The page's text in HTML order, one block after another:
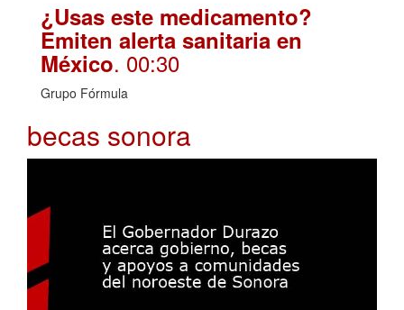
¿Usas este medicamento?
Emiten alerta sanitaria en
México. 00:30
Grupo Fórmula
becas sonora